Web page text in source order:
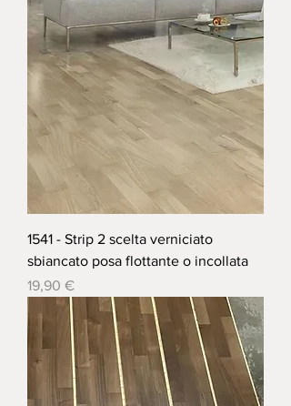
1541 - Strip 2 scelta verniciato
sbiancato posa flottante o incollata
Prezzo
19,90 €